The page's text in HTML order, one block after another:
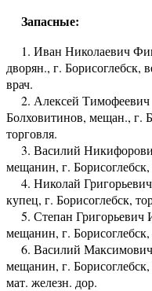
Запасные:
1. Иван Николаевич
дворян., г. Борисоглебск,
врач.
2. Алексей Тимофеевич
Болховитинов, мещан., г.
торговля.
3. Василий
мещанин, г.
4. Николай
купец, г. Борисоглебск,
5. Степан Григорьевич
мещанин, г. Борисоглебск,
6. Василий
мещанин, г. Борисоглебск,
мат. железн. дор.